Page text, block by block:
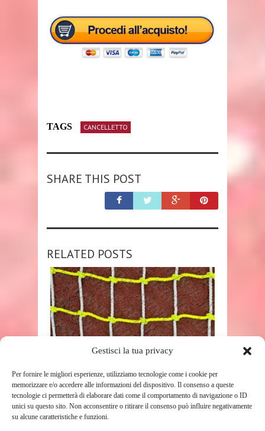
Gestisci la tua privacy
Per fornire le migliori esperienze, utilizziamo tecnologie come i cookie per
memorizzare e/o accedere alle informazioni del dispositivo. Il consenso a queste
tecnologie ci permetterà di elaborare dati come il comportamento di navigazione o ID
unici su questo sito. Non acconsentire o ritirare il consenso può influire negativamente
su alcune caratteristiche e funzioni.
TAGS CANCELLETTO
SHARE THIS POST
RELATED POSTS
BAMBINI ARRAMPICATA, RETE
DA ARRAMPICATA CORDA DA